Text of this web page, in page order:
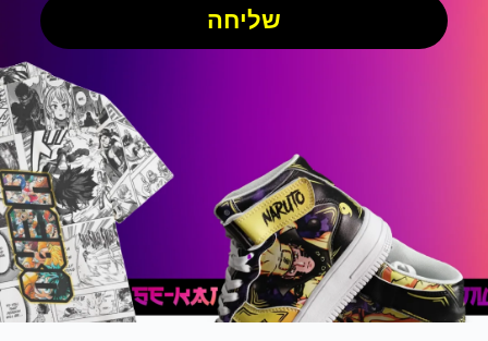
שליחה